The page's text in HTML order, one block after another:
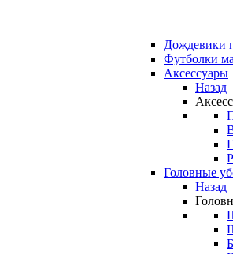
Дождевики
Футболки
Аксессуары
Назад
Головные
Назад